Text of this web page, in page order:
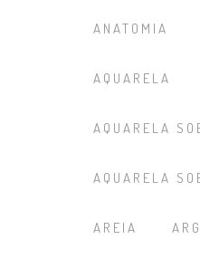
ANATOMIA
AQUARELA
AQUARELA
AQUARELA
AREIA